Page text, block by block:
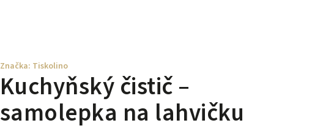
Kuchyňský čistič –
samolepka na lahvičku
Značka: Tiskolino